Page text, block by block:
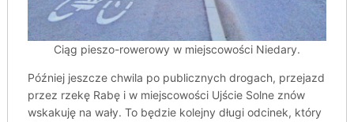
Ciąg pieszo-rowerowy w miejscowości Niedary.
Później jeszcze chwila po publicznych drogach, przejazd
przez rzekę Rabę i w miejscowości Ujście Solne znów
wskakuję na wały. To będzie kolejny długi odcinek, który